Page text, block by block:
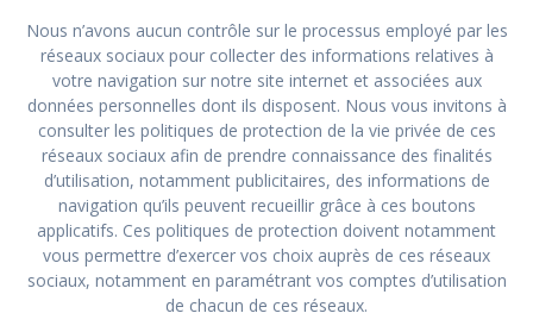
Nous n’avons aucun contrôle sur le processus employé par les
réseaux sociaux pour collecter des informations relatives à
votre navigation sur notre site internet et associées aux
données personnelles dont ils disposent. Nous vous invitons à
consulter les politiques de protection de la vie privée de ces
réseaux sociaux afin de prendre connaissance des finalités
d’utilisation, notamment publicitaires, des informations de
navigation qu’ils peuvent recueillir grâce à ces boutons
applicatifs. Ces politiques de protection doivent notamment
vous permettre d’exercer vos choix auprès de ces réseaux
sociaux, notamment en paramétrant vos comptes d’utilisation
de chacun de ces réseaux.